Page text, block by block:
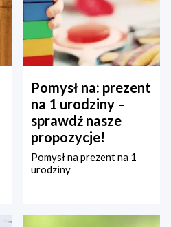
Pomysł na: prezent
na 1 urodziny –
sprawdź nasze
propozycje!
Pomysł na prezent na 1
urodziny